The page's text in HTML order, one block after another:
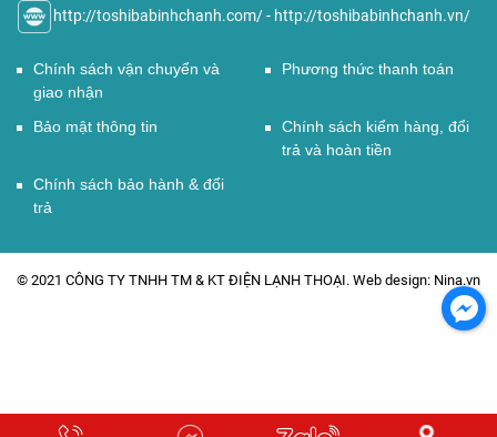
http://toshibabinhchanh.com/- http://toshibabinhchanh.vn/
Chính sách vận chuyển và
giao nhận
Phương thức thanh toán
Bảo mật thông tin
Chính sách kiểm hàng, đổi
trả và hoàn tiền
Chính sách bảo hành & đổi
trả
© 2021 CÔNG TY TNHH TM & KT ĐIỆN LẠNH THOẠI. Web design: Nina.vn